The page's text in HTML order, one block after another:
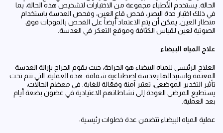
الحالة. يستخدم الأطباء مجموعة من الاختبارات لتشخيص هذه الحالة، بما
في ذلك اختبار حدة البصر، فحص قاع العين، وفحص العدسة باستخدام
منظار العين. يمكن أن يتم الاعتماد أيضاً على الفحص بالموجات فوق
الصوتية لعين لقياس الكثافة وموقع التعكر في العدسة.
علاج المياه البيضاء
العلاج الرئيسي للمياه البيضاء هو الجراحة، حيث يقوم الجراح بإزالة العدسة
المعتمة واستبدالها بعدسة اصطناعية شفافة. هذه العملية، التي تتم تحت
تأثير التخدير الموضعي، تعتبر آمنة وفعّالة للغاية. في معظم الحالات،
يستطيع المرضى العودة إلى نشاطاتهم الاعتيادية في غضون بضعة أيام
بعد العملية.
عملية المياه البيضاء تتضمن عدة خطوات رئيسية: